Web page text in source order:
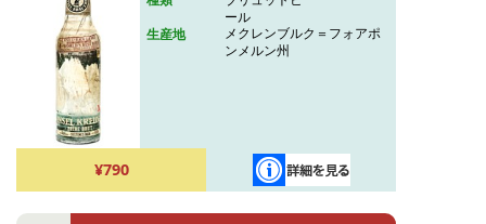
ール
生産地
メクレンブルク＝フォアポ
ンメルン州
¥790